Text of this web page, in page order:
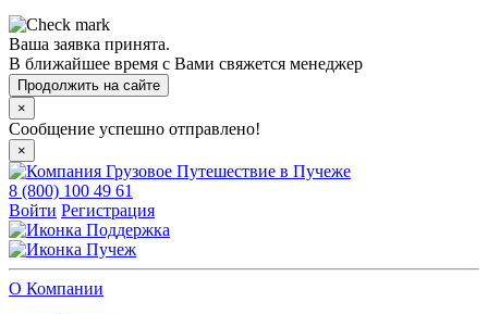
Ваша заявка принята.
В ближайшее время с Вами свяжется менеджер
Продолжить на сайте
×
Сообщение успешно отправлено!
×
8 (800) 100 49 61
Войти Регистрация
Поддержка
Пучеж
О Компании